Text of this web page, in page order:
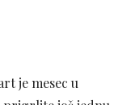
je mesec u